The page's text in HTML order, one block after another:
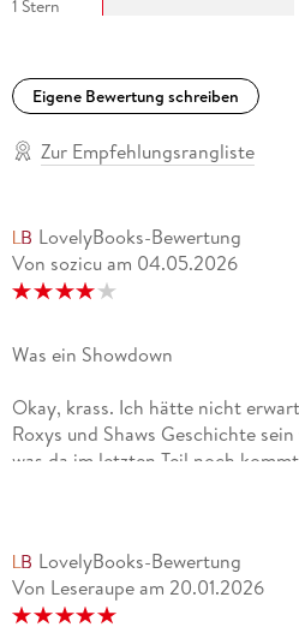
1 Stern
Eigene Bewertung schreiben
Zur Empfehlungsrangliste
LovelyBooks-Bewertung
Von sozicu am 04.05.2026
Was ein Showdown
Okay, krass. Ich hätte nicht
Roxys und Shaws Geschichte
was da im letzten Teil noch
erwähnt. Ist OK, wir haben es
bitte.Das wars dann aber auch
wird es einfach schwierig eine
LovelyBooks-Bewertung
Von Leseraupe am 20.01.2026